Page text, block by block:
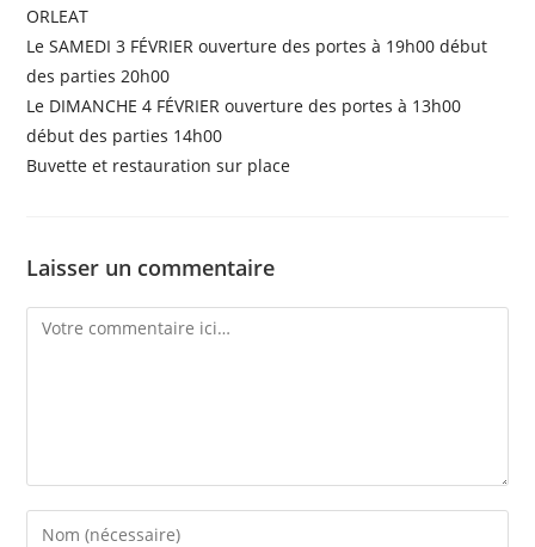
ORLEAT
Le SAMEDI 3 FÉVRIER ouverture des portes à 19h00 début
des parties 20h00
Le DIMANCHE 4 FÉVRIER ouverture des portes à 13h00
début des parties 14h00
Buvette et restauration sur place
Laisser un commentaire